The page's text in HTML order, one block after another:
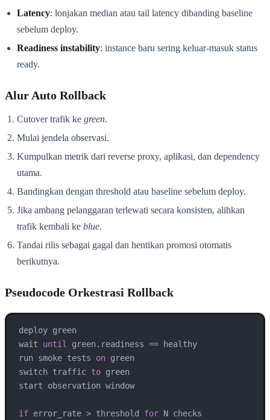
Latency: lonjakan median atau tail latency dibanding baseline
sebelum deploy.
Readiness instability: instance baru sering keluar-masuk status
ready.
Alur Auto Rollback
Cutover trafik ke green.
Mulai jendela observasi.
Kumpulkan metrik dari reverse proxy, aplikasi, dan dependency
utama.
Bandingkan dengan threshold atau baseline sebelum deploy.
Jika ambang pelanggaran terlewati secara konsisten, alihkan
trafik kembali ke blue.
Tandai rilis sebagai gagal dan hentikan promosi otomatis
berikutnya.
Pseudocode Orkestrasi Rollback
deploy green
wait until green.readiness == healthy
run smoke tests on green
switch traffic to green
start observation window
if error_rate > threshold for N checks